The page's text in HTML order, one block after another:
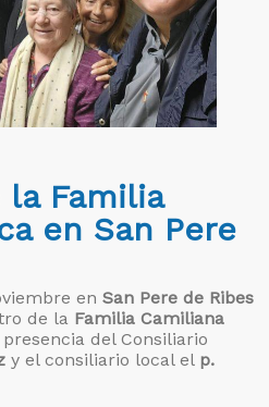
Familia
en San Pere
en San Pere de Ribes
de la Familia Camiliana
del Consiliario
y el consiliario local el p.